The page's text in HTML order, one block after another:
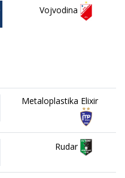
Vojvodina
Metaloplastika Elixir
Rudar